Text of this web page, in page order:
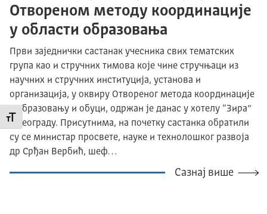
Промени величину слова
Отвореном методу координације
у области образовања
Први заједнички састанак учесника свих тематских
група као и стручних тимова које чине стручњаци из
научних и стручних институција, установа и
организација, у оквиру Отвореног метода координације
у образовању и обуци, одржан је данас у хотелу “Зира”
у Београду. Присутнима, на почетку састанка обратили
су се министар просвете, науке и технолошког развоја
др Срђан Вербић, шеф…
Сазнај више